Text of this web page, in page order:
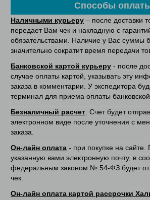
Способы
Наличными курьеру – после доставки
передает Вам чек и накладную с
обязательствами. Наличие у Вас суммы
значительно сократит время передачи
Банковской картой курьеру - после
случае оплаты картой, указывать эту
заказа в комментарии. У экспедитора
терминал для приема оплаты
Безналичный расчет. Счет будет
электронном виде после уточнения с
заказа.
Он-лайн оплата - при покупке на
указанную вами электронную почту, в
федеральным законом № 54-ФЗ будет
чек.
Он-лайн оплата картой рассрочки